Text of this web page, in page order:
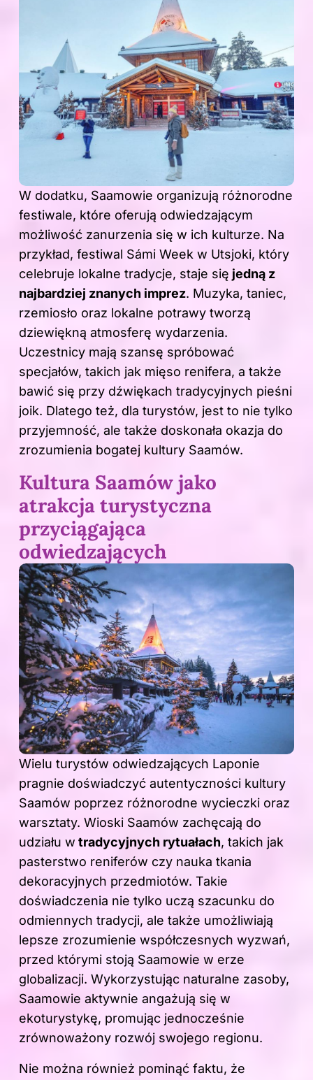
W dodatku, Saamowie organizują różnorodne
festiwale, które oferują odwiedzającym
możliwość zanurzenia się w ich kulturze. Na
przykład, festiwal Sámi Week w Utsjoki, który
celebruje lokalne tradycje, staje się jedną z
najbardziej znanych imprez. Muzyka, taniec,
rzemiosło oraz lokalne potrawy tworzą
dziewiękną atmosferę wydarzenia.
Uczestnicy mają szansę spróbować
specjałów, takich jak mięso renifera, a także
bawić się przy dźwiękach tradycyjnych pieśni
joik. Dlatego też, dla turystów, jest to nie tylko
przyjemność, ale także doskonała okazja do
zrozumienia bogatej kultury Saamów.
Kultura Saamów jako
atrakcja turystyczna
przyciągająca
odwiedzających
Wielu turystów odwiedzających Laponie
pragnie doświadczyć autentyczności kultury
Saamów poprzez różnorodne wycieczki oraz
warsztaty. Wioski Saamów zachęcają do
udziału w tradycyjnych rytuałach, takich jak
pasterstwo reniferów czy nauka tkania
dekoracyjnych przedmiotów. Takie
doświadczenia nie tylko uczą szacunku do
odmiennych tradycji, ale także umożliwiają
lepsze zrozumienie współczesnych wyzwań,
przed którymi stoją Saamowie w erze
globalizacji. Wykorzystując naturalne zasoby,
Saamowie aktywnie angażują się w
ekoturystykę, promując jednocześnie
zrównoważony rozwój swojego regionu.
Nie można również pominąć faktu, że